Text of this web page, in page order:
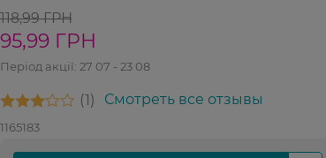
118,99 ГРН
95,99 ГРН
Період акції: 27 07 - 23 08
1 Смотреть все отзывы
1165183